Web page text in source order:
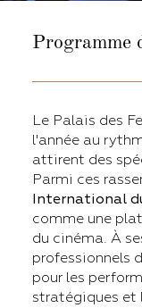
Programme
Le Palais des
l'année au
attirent des
Parmi ces
International
comme une
du cinéma. À
professionnels
pour les
stratégiques et